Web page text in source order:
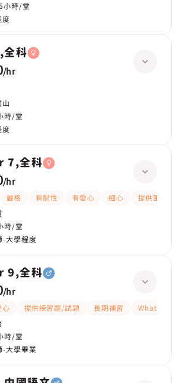
小時/堂
度
全科
/hr
山
時/堂
度
7,全科
/hr
嚴格 有耐性 有愛心 細心 提供筆記
時/堂
-大學程度
9,全科
/hr
心 提供練習題/試題 長期補習
WhatsAPP
時/堂
-大學畢業